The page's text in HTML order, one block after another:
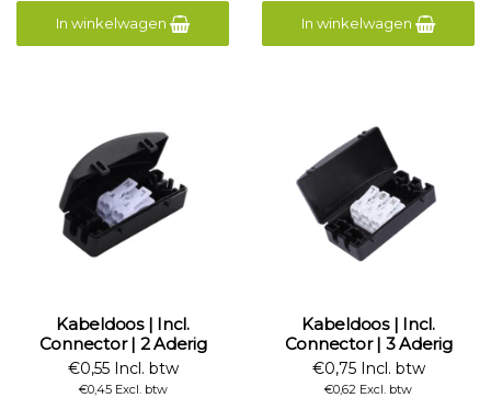
In winkelwagen In winkelwagen
Kabeldoos | Incl.
Connector | 2 Aderig
€0,55 Incl. btw
€0,45 Excl. btw
Kabeldoos | Incl.
Connector | 3 Aderig
€0,75 Incl. btw
€0,62 Excl. btw